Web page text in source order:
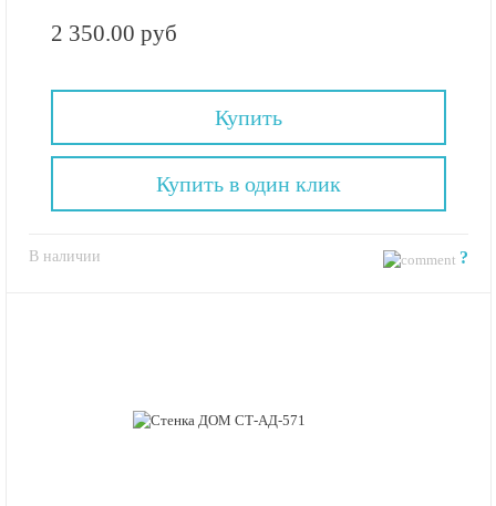
2 350.00 руб
Купить
В наличии ?
Купить в один клик